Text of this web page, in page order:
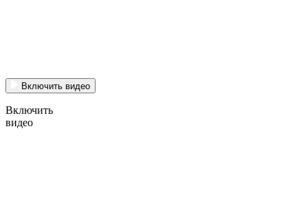
Включить видео
Включить
видео